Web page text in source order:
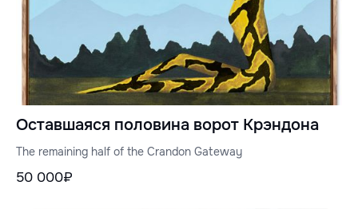
Оставшаяся половина ворот Крэндона
The remaining half of the Crandon Gateway
50 000₽